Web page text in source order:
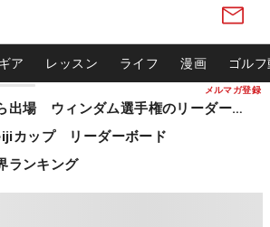
メルマガ登録
ギア レッスン ライフ 漫画 ゴル
松山英樹ら出場 ウィンダム選手権のリーダーボード
カップ リーダーボード
ランキング